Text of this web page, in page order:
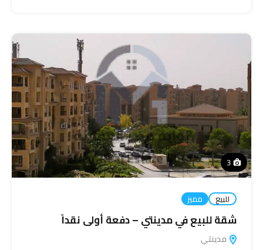
3
للبيع مميز
شقة للبيع في مدينتي – دفعة أولى نقداً
مدينتي